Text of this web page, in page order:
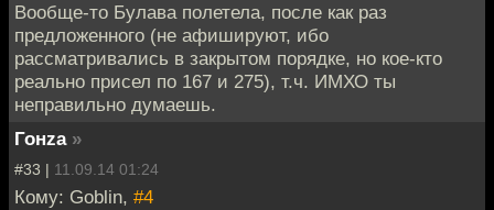
Вообще-то Булава полетела, после как раз
предложенного (не афишируют, ибо
рассматривались в закрытом порядке, но кое-кто
реально присел по 167 и 275), т.ч. ИМХО ты
неправильно думаешь.
Гонzа »
#33 | 11.09.14 01:24
Кому: Goblin, #4